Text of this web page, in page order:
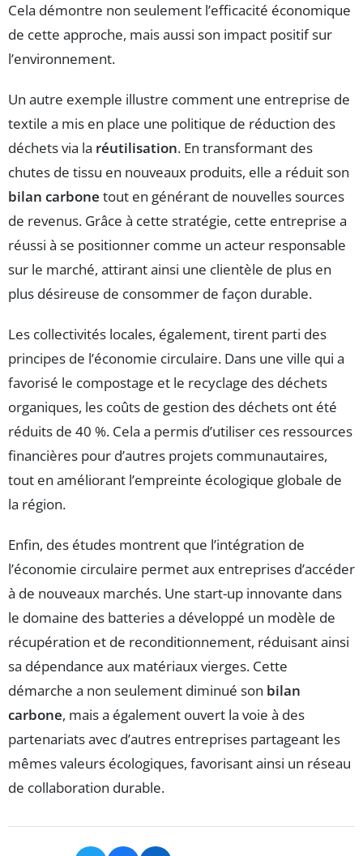
Cela démontre non seulement l’efficacité économique
de cette approche, mais aussi son impact positif sur
l’environnement.
Un autre exemple illustre comment une entreprise de
textile a mis en place une politique de réduction des
déchets via la réutilisation. En transformant des
chutes de tissu en nouveaux produits, elle a réduit son
bilan carbone tout en générant de nouvelles sources
de revenus. Grâce à cette stratégie, cette entreprise a
réussi à se positionner comme un acteur responsable
sur le marché, attirant ainsi une clientèle de plus en
plus désireuse de consommer de façon durable.
Les collectivités locales, également, tirent parti des
principes de l’économie circulaire. Dans une ville qui a
favorisé le compostage et le recyclage des déchets
organiques, les coûts de gestion des déchets ont été
réduits de 40 %. Cela a permis d’utiliser ces ressources
financières pour d’autres projets communautaires,
tout en améliorant l’empreinte écologique globale de
la région.
Enfin, des études montrent que l’intégration de
l’économie circulaire permet aux entreprises d’accéder
à de nouveaux marchés. Une start-up innovante dans
le domaine des batteries a développé un modèle de
récupération et de reconditionnement, réduisant ainsi
sa dépendance aux matériaux vierges. Cette
démarche a non seulement diminué son bilan
carbone, mais a également ouvert la voie à des
partenariats avec d’autres entreprises partageant les
mêmes valeurs écologiques, favorisant ainsi un réseau
de collaboration durable.